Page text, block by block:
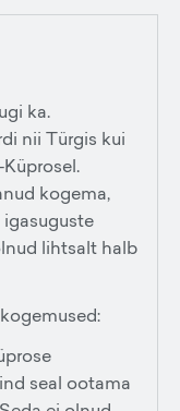
ka.
nii Türgis kui
kogema,
lihtsalt halb
seal ootama